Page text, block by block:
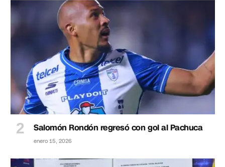
Salomón Rondón regresó con gol al Pachuca
enero 15, 2026